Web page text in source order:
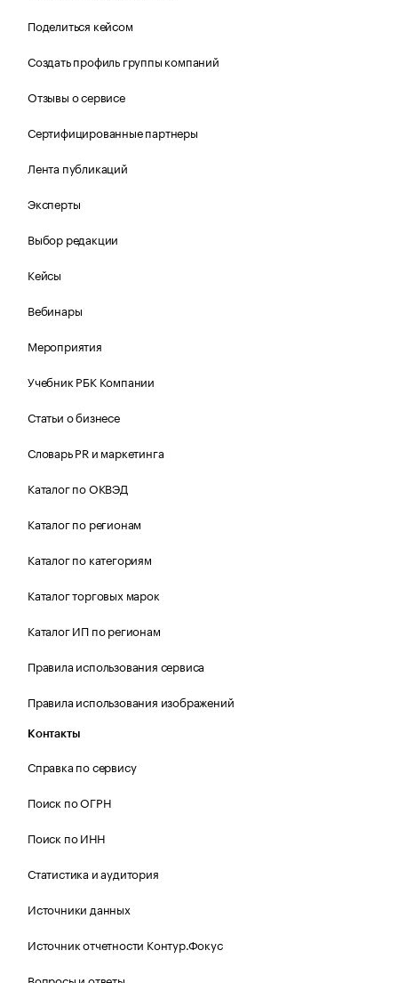
Поделиться кейсом
Создать профиль группы компаний
Отзывы о сервисе
Сертифицированные партнеры
Лента публикаций
Эксперты
Выбор редакции
Кейсы
Вебинары
Мероприятия
Учебник РБК Компании
Статьи о бизнесе
Словарь PR и маркетинга
Каталог по ОКВЭД
Каталог по регионам
Каталог по категориям
Каталог торговых марок
Каталог ИП по регионам
Правила использования сервиса
Правила использования изображений
Контакты
Справка по сервису
Поиск по ОГРН
Поиск по ИНН
Статистика и аудитория
Источники данных
Источник отчетности Контур.Фокус